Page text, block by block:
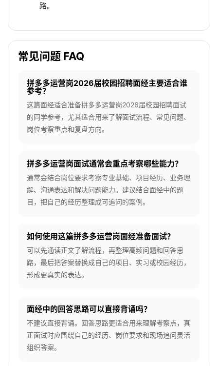
路。
常见问题 FAQ
拼多多运营岗2026届校园招聘面经主要适合谁
参考？
这篇面经适合准备拼多多运营岗2026届校园招聘面试
的同学参考，尤其适合用来了解面试流程、常见问题、
岗位考察重点和复盘方向。
拼多多运营岗面试通常会重点考察哪些能力？
通常会结合岗位要求考察专业基础、项目经历、业务理
解、沟通表达和解决问题能力。建议结合面经中的题
目，把自己的经历整理成可追问的案例。
如何使用这篇拼多多运营岗面经准备面试？
可以先通读正文了解流程，再整理高频问题和回答思
路，最后把答案替换成自己的项目、实习或校园经历，
形成更真实的表达。
面经中的回答思路可以直接背诵吗？
不建议直接背诵。回答思路更适合用来理解考察点，真
正面试时应围绕自己的经历、岗位要求和现场追问灵活
组织答案。